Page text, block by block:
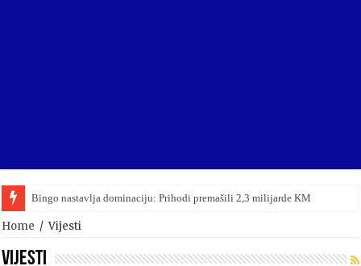
Bingo nastavlja dominaciju: Prihodi premašili 2,3 milijarde KM
Home / Vijesti
Vijesti